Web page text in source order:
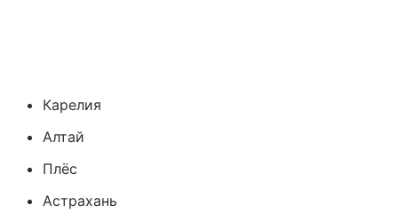
Карелия
Алтай
Плёс
Астрахань